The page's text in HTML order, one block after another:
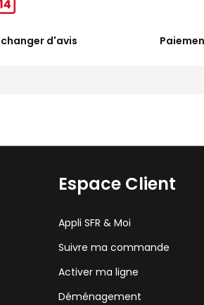
d'avis
Espace Client
Appli SFR & Moi
Suivre ma commande
Activer ma ligne
Déménagement